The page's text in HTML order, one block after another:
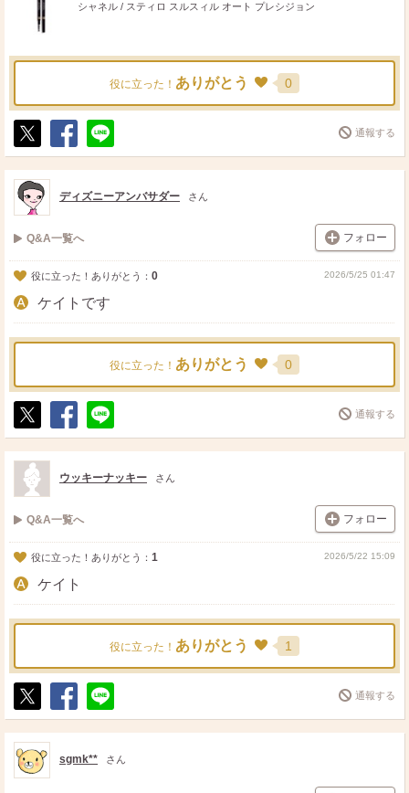
シャネル / スティロ スルスィル オート プレシジョン
役に立った！ ありがとう 0
ポ
ス
ト
シ
ェ
送
る
通報する
ディズニーアンバサダー さん
Q&A一覧へ フォロー
役に立った！ありがとう： 0 2026/5/25 01:47
ケイトです
役に立った！ ありがとう 0
ポ
ス
ト
シ
ェ
送
る
通報する
ウッキーナッキー さん
Q&A一覧へ フォロー
役に立った！ありがとう： 1 2026/5/22 15:09
ケイト
役に立った！ ありがとう 1
ポ
ス
ト
シ
ェ
送
る
通報する
sgmk** さん